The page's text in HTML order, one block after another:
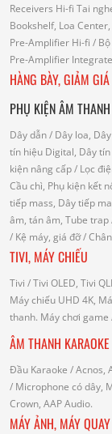
Receivers Hi-fi Tai
Bookshelf, Loa
Pre-Amplifier Hi-fi /
Pre-Amplifier
HÀNG BÀY, GIẢM GIÁ
PHỤ KIỆN ÂM THANH
Dây dẫn/ Dây loa,
tín hiệu Digital, Dây
kiện nâng cấp/ Lọc
Cầu chì, Phụ kiện kết
tiếp mass, Dây tiếp
âm, tán âm, Tube trap
/ Kệ máy, giá đỡ/
TIVI, MÁY CHIẾU
Tivi / Tivi OLED, Tivi
Máy chiếu UHD 4K,
thanh. Máy chơi game
ÂM THANH KARAOKE
Đầu Karaoke / Acnos,
/ Microphone có dây,
Crown, AAP Audio.
MÁY ẢNH, MÁY QUAY